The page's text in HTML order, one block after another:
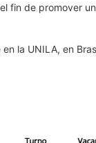
fin de promover
la UNILA, en